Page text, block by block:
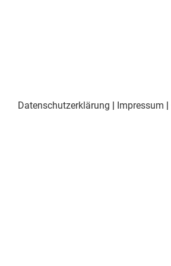
Datenschutzerklärung | Impressum |